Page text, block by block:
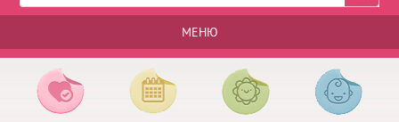
МЕНЮ